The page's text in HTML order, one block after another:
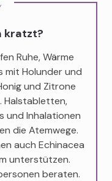
kratzt?
Ruhe, Wärme
mit Holunder und
und Zitrone
Halstabletten,
und Inhalationen
die Atemwege.
auch Echinacea
unterstützen.
beraten.